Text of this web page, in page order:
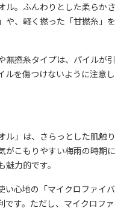
ル。ふんわりとした柔らか
や、軽く撚った「甘撚糸」
無撚糸タイプは、パイルが
ルを傷つけないように注意
ル」は、さらっとした肌触
がこもりやすい梅雨の時期
魅力的です。
い心地の「マイクロファイ
です。ただし、マイクロフ